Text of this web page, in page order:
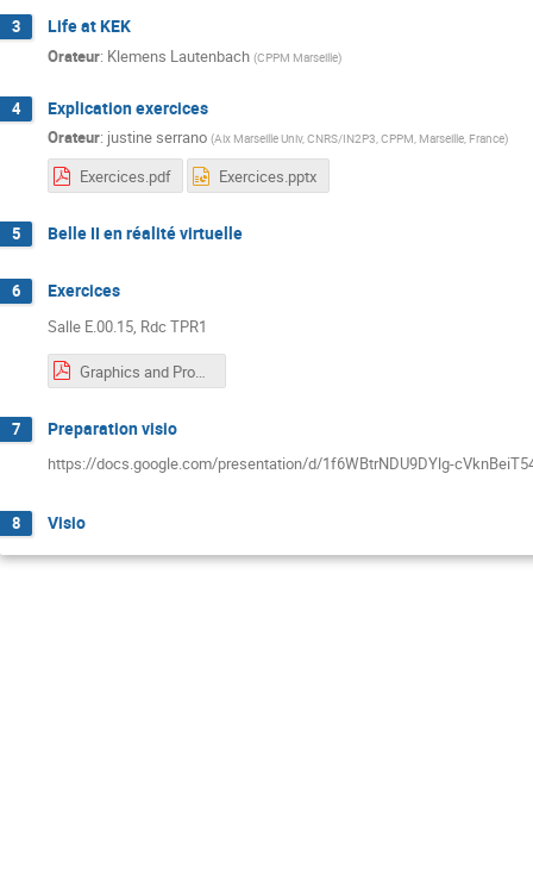
3 Life at KEK
Orateur: Klemens Lautenbach (CPPM Marseille)
4 Explication exercices
Orateur: justine serrano (Aix Marseille Univ, CNRS/IN2P3, CPPM, Marseille, France)
Exercices.pdf Exercices.pptx
5 Belle II en réalité virtuelle
6 Exercices
Salle E.00.15, Rdc TPR1
Graphics and Programming présentation.pdf
7 Preparation visio
https://docs.google.com/presentation/d/1f6WBtrNDU9DYlg-
8 Visio